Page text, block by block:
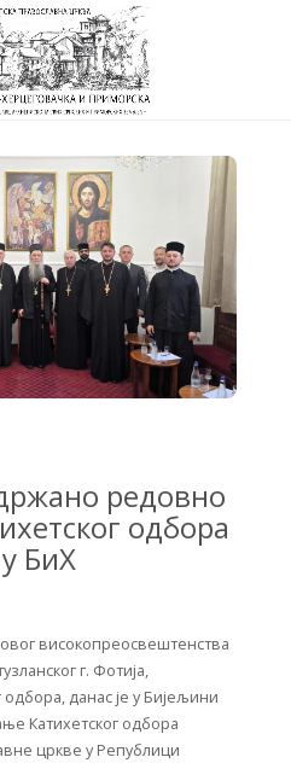
редовно
одбора
БиХ
високопреосвештенства
г. Фотија,
одбора, данас је у Бијељини
Катихетског одбора
цркве у Републици